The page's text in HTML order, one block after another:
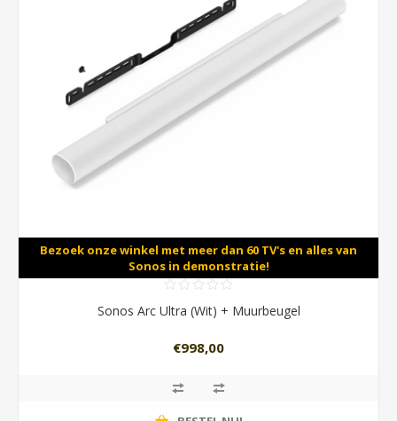
Bezoek onze winkel met meer dan 60 TV's en alles van
Sonos in demonstratie!
Sonos Arc Ultra (Wit) + Muurbeugel
€998,00